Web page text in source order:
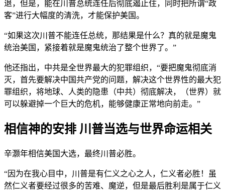
退，但是，能在川普总统连任后彻底遏止住，同时把所谓“政
客”进行大幅度的清洗，才能保护美国。
“如果这次川普不能连任总统，那结果是什么？真的就是魔鬼
统治美国，紧接着就是魔鬼统治了整个世界了。”
他还指出，中共是全世界最大的犯罪组织，“要把魔鬼彻底消
灭，首先要解决中国共产党的问题，解决这个世界性的最大犯
罪组织，将地球、人类的隐患（中共）彻底解决，（世界）就
可以躲避掉一个巨大的危机，能够健康正常地向前走。”
相信神的安排 川普当选与世界命运相关
辛灏年相信美国大选，最终川普必胜。
“因为在我心目中，川普是有仁义之心之人，仁义者必胜！虽
然仁义者要经过很多的苦难、魔逆，但是最后胜利是属于仁义